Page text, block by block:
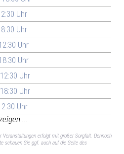
Uhr
Uhr
Uhr
Uhr
Uhr
Uhr
Uhr
...
Veranstaltungen erfolgt mit großer Sorgfalt. Dennoch
schauen Sie ggf. auch auf die Seite des